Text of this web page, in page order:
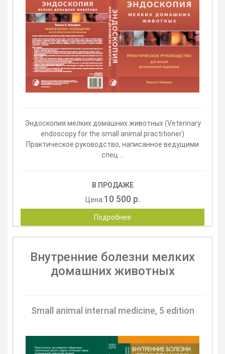
Эндоскопия мелких домашних животных (Veterinary
endoscopy for the small animal practitioner)
Практическое руководство, написанное ведущими
спец ...
В ПРОДАЖЕ
Цена:10 500 р.
Подробнее
Внутренние болезни мелких
домашних животных
Small animal internal medicine, 5 edition